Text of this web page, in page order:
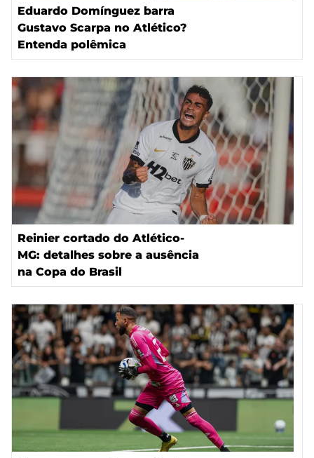
Eduardo Domínguez barra
Gustavo Scarpa no Atlético?
Entenda polêmica
Reinier cortado do Atlético-
MG: detalhes sobre a ausência
na Copa do Brasil